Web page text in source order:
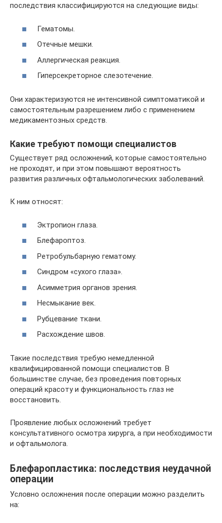
последствия классифицируются на следующие виды:
Гематомы.
Отечные мешки.
Аллергическая реакция.
Гиперсекреторное слезотечение.
Они характеризуются не интенсивной симптоматикой и
самостоятельным разрешением либо с применением
медикаментозных средств.
Какие требуют помощи специалистов
Существует ряд осложнений, которые самостоятельно
не проходят, и при этом повышают вероятность
развития различных офтальмологических заболеваний.
К ним относят:
Эктропион глаза.
Блефароптоз.
Ретробульбарную гематому.
Синдром «сухого глаза».
Асимметрия органов зрения.
Несмыкание век.
Рубцевание ткани.
Расхождение швов.
Такие последствия требую немедленной
квалифицированной помощи специалистов. В
большинстве случае, без проведения повторных
операций красоту и функциональность глаз не
восстановить.
Проявление любых осложнений требует
консультативного осмотра хирурга, а при необходимости
и офтальмолога.
Блефаропластика: последствия неудачной
операции
Условно осложнения после операции можно разделить
на: